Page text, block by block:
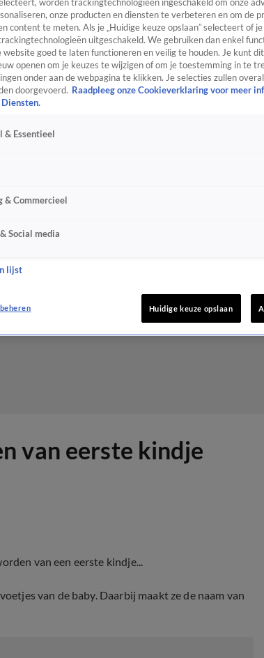
van eerste kindje
van een eerste kindje...
van de baby. Daarbij maakt ze de naam van
worden trackingtechnologieën ingeschakeld om onze
onze producten en diensten te verbeteren en om de
content te meten. Als je „Huidige keuze opslaan” selecteert of
uitgeschakeld. We gebruiken dan enkel
website goed te laten functioneren en veilig te houden. Je kunt
openen om je keuzes te wijzigen of om je toestemming in te
onder aan de webpagina te klikken. Je selecties zullen
doorgevoerd. Raadpleeg onze Cookieverklaring voor meer
& Essentieel
& Commercieel
Social media
lijst
Huidige keuze opslaan